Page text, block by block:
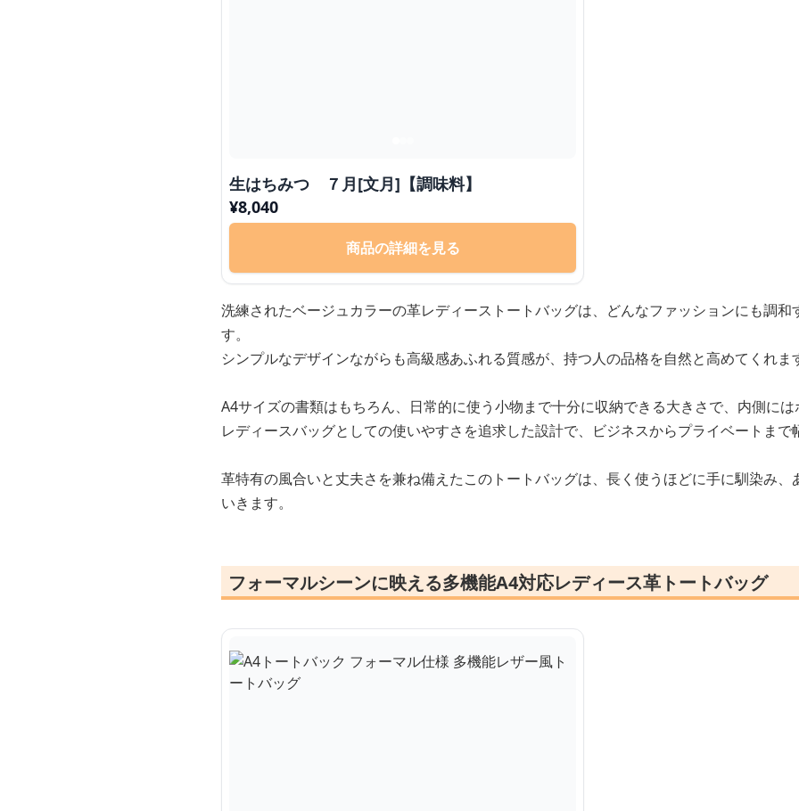
生はちみつ ７月[文月]【調味料】
¥8,040
商品の詳細を見る
洗練されたベージュカラーの革レディーストートバッグは、どんなファッションにも調
す。
シンプルなデザインながらも高級感あふれる質感が、持つ人の品格を自然と高めてくれま
A4サイズの書類はもちろん、日常的に使う小物まで十分に収納できる大きさで、内側には
レディースバッグとしての使いやすさを追求した設計で、ビジネスからプライベートまで
革特有の風合いと丈夫さを兼ね備えたこのトートバッグは、長く使うほどに手に馴染み、
いきます。
フォーマルシーンに映える多機能A4対応レディース革トートバッグ